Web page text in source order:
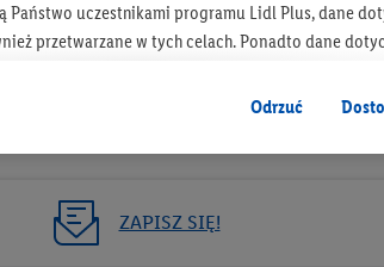
ZAPISZ SIĘ!
Państwo uczestnikami programu Lidl Plus, dane
przetwarzane w tych celach. Ponadto dane
jako niezależny administrator danych
się na generowaniu profili, które są również
- a także dokładnych danych dotyczących
lub uzyskiwanie dostępu do
Odrzuć